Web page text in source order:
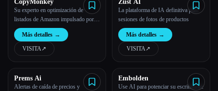
CopyMonkey
Su experto en optimización de
listados de Amazon impulsado por
IA
Más detalles →
VISITA↗︎
Zust AI
La plataforma de IA definitiva para
sesiones de fotos de productos
Más detalles →
VISITA↗︎
Prems Ai
Alertas de caída de precios y
Embolden
Use AI para potenciar su escritura de